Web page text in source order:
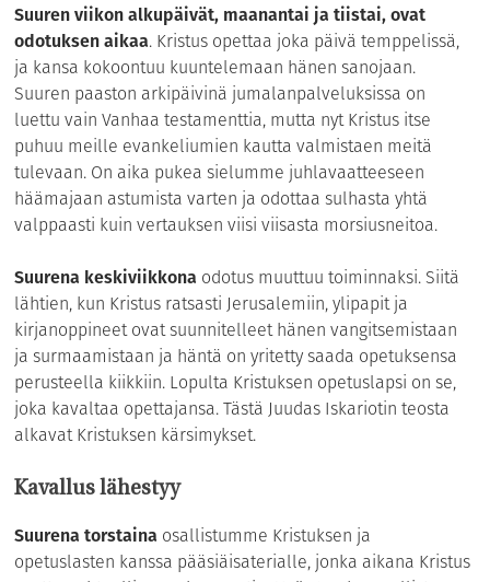
Suuren viikon alkupäivät, maanantai ja tiistai, ovat
odotuksen aikaa. Kristus opettaa joka päivä temppelissä,
ja kansa kokoontuu kuuntelemaan hänen sanojaan.
Suuren paaston arkipäivinä jumalanpalveluksissa on
luettu vain Vanhaa testamenttia, mutta nyt Kristus itse
puhuu meille evankeliumien kautta valmistaen meitä
tulevaan. On aika pukea sielumme juhlavaatteeseen
häämajaan astumista varten ja odottaa sulhasta yhtä
valppaasti kuin vertauksen viisi viisasta morsiusneitoa.
Suurena keskiviikkona odotus muuttuu toiminnaksi. Siitä
lähtien, kun Kristus ratsasti Jerusalemiin, ylipapit ja
kirjanoppineet ovat suunnitelleet hänen vangitsemistaan
ja surmaamistaan ja häntä on yritetty saada opetuksensa
perusteella kiikkiin. Lopulta Kristuksen opetuslapsi on se,
joka kavaltaa opettajansa. Tästä Juudas Iskariotin teosta
alkavat Kristuksen kärsimykset.
Kavallus lähestyy
Suurena torstaina osallistumme Kristuksen ja
opetuslasten kanssa pääsiäisaterialle, jonka aikana Kristus